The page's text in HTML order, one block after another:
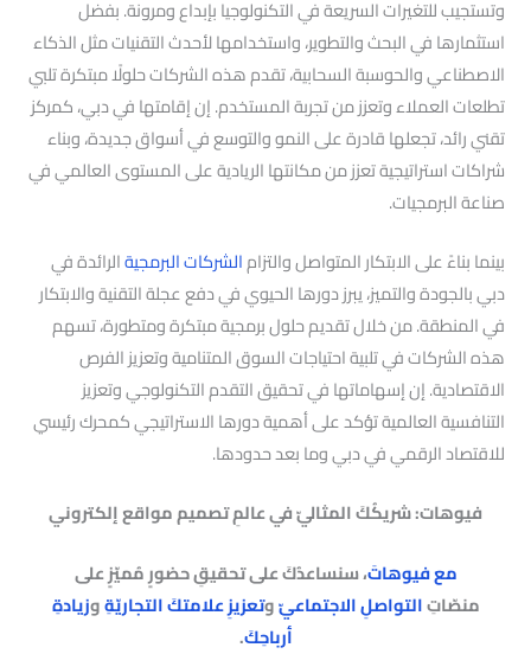
وتستجيب للتغيرات السريعة في التكنولوجيا بإبداع ومرونة. بفضل
استثمارها في البحث والتطوير، واستخدامها لأحدث التقنيات مثل الذكاء
الاصطناعي والحوسبة السحابية، تقدم هذه الشركات حلولًا مبتكرة تلبي
تطلعات العملاء وتعزز من تجربة المستخدم. إن إقامتها في دبي، كمركز
تقني رائد، تجعلها قادرة على النمو والتوسع في أسواق جديدة، وبناء
شراكات استراتيجية تعزز من مكانتها الريادية على المستوى العالمي في
صناعة البرمجيات.
بينما بناءً على الابتكار المتواصل والتزامالشركات البرمجيةالرائدة في
دبي بالجودة والتميز، يبرز دورها الحيوي في دفع عجلة التقنية والابتكار
في المنطقة. من خلال تقديم حلول برمجية مبتكرة ومتطورة، تسهم
هذه الشركات في تلبية احتياجات السوق المتنامية وتعزيز الفرص
الاقتصادية. إن إسهاماتها في تحقيق التقدم التكنولوجي وتعزيز
التنافسية العالمية تؤكد على أهمية دورها الاستراتيجي كمحرك رئيسي
للاقتصاد الرقمي في دبي وما بعد حدودها.
فيوهات:شريكُكَ المثاليّ في عالمِ تصميم مواقع إلكتروني
مع فيوهاتَ، سنساعدُكَ على تحقيقِ حضورٍ مُميّزٍ على
منصّاتِالتواصلِ الاجتماعيّوتعزيزِ علامتكَ التجاريّةِوزيادةِ
أرباحِكَ.